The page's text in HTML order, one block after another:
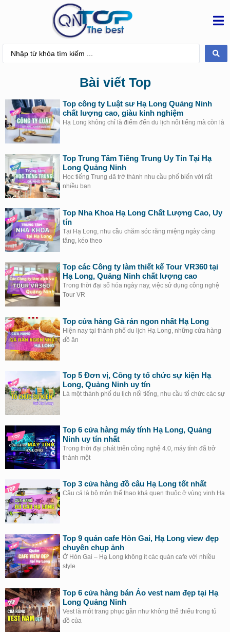
Bài viết Top
Top công ty Luật sư Hạ Long Quảng Ninh
chất lượng cao, giàu kinh nghiệm
Hạ Long không chỉ là điểm đến du lịch nổi tiếng mà còn là
Top Trung Tâm Tiếng Trung Uy Tín Tại Hạ
Long Quảng Ninh
Học tiếng Trung đã trở thành nhu cầu phổ biến với rất
nhiều bạn
Top Nha Khoa Hạ Long Chất Lượng Cao, Uy
tín
Tại Hạ Long, nhu cầu chăm sóc răng miệng ngày càng
tăng, kéo theo
Top các Công ty làm thiết kế Tour VR360 tại
Hạ Long, Quảng Ninh chất lượng cao
Trong thời đại số hóa ngày nay, việc sử dụng công nghệ
Tour VR
Top cửa hàng Gà rán ngon nhất Hạ Long
Hiện nay tại thành phố du lịch Hạ Long, những cửa hàng
đồ ăn
Top 5 Đơn vị, Công ty tổ chức sự kiện Hạ
Long, Quảng Ninh uy tín
Là một thành phố du lịch nổi tiếng, nhu cầu tổ chức các sự
Top 6 cửa hàng máy tính Hạ Long, Quảng
Ninh uy tín nhất
Trong thời đại phát triển công nghệ 4.0, máy tính đã trở
thành một
Top 3 cửa hàng đồ câu Hạ Long tốt nhất
Câu cá là bộ môn thể thao khá quen thuộc ở vùng vịnh Hạ
Top 9 quán cafe Hòn Gai, Hạ Long view đẹp
chuyên chụp ảnh
Ở Hòn Gai – Hạ Long không ít các quán cafe với nhiều
style
Top 6 cửa hàng bán Áo vest nam đẹp tại Hạ
Long Quảng Ninh
Vest là môt trang phục gần như không thể thiếu trong tủ
đồ của